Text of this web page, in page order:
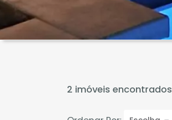
2 imóveis encontrados